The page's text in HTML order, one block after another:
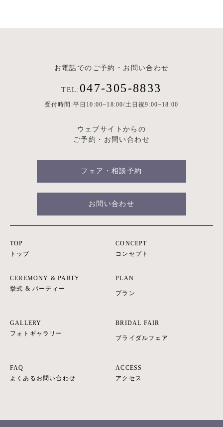
お電話でのご予約・お問い合わせ
TEL: 047-305-8833
受付時間:平日10:00~18:00/土日祝9:00~18:00
ウェブサイトからの
ご予約・お問い合わせ
フェア・相談予約
お問い合わせ
TOP
トップ
CONCEPT
コンセプト
CEREMONY & PARTY
挙式 & パーティー
PLAN
プラン
GALLERY
フォトギャラリー
BRIDAL FAIR
ブライダルフェア
FAQ
よくあるお問い合わせ
ACCESS
アクセス